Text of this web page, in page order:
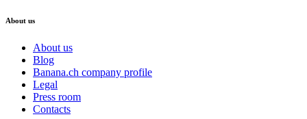
About us
About us
Blog
Banana.ch company profile
Legal
Press room
Contacts